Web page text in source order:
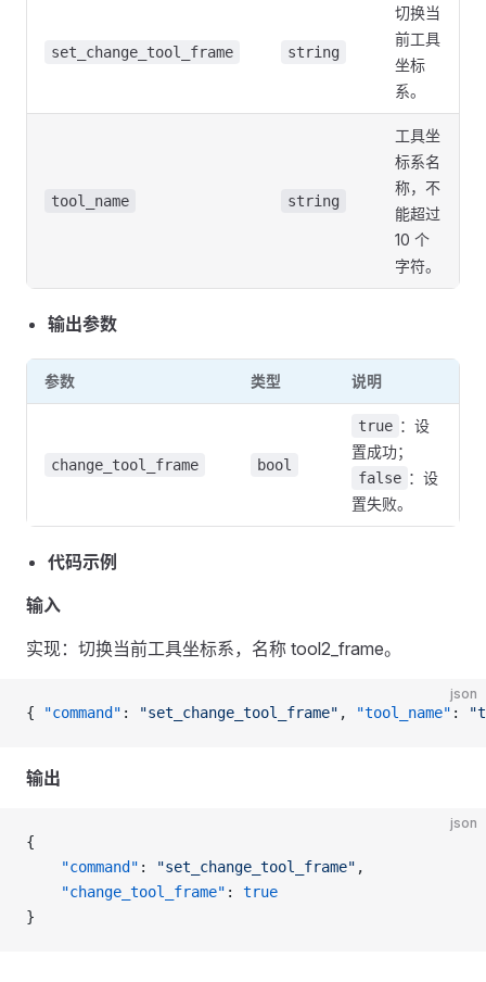
set_change_tool_frame string
切换当
前工具
坐标
系。
tool_name string
工具坐
标系名
称，不
能超过
10 个
字符。
输出参数
参数 类型 说明
change_tool_frame bool
true ：设
置成功；
false ：设
置失败。
代码示例
输入
实现：切换当前工具坐标系，名称 tool2_frame。
json
{ "command" : "set_change_tool_frame" , "tool_name" :
输出
json
{
    "command"
: "set_change_tool_frame" ,
    "change_tool_frame"
: true
}